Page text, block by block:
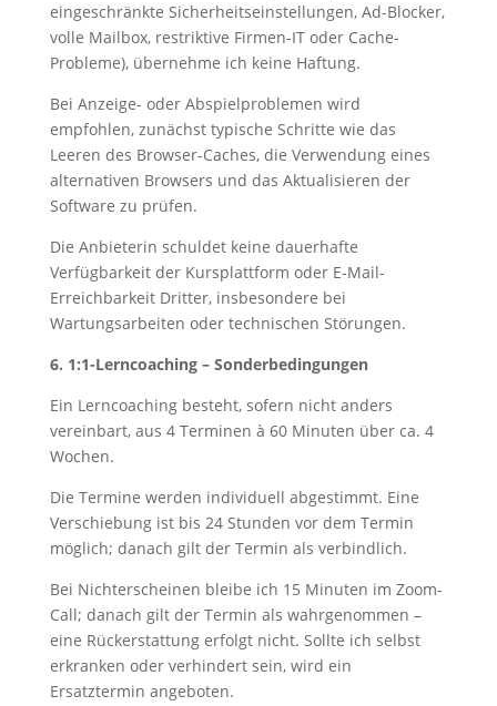
eingeschränkte Sicherheitseinstellungen, Ad-Blocker,
volle Mailbox, restriktive Firmen-IT oder Cache-
Probleme), übernehme ich keine Haftung.
Bei Anzeige- oder Abspielproblemen wird
empfohlen, zunächst typische Schritte wie das
Leeren des Browser-Caches, die Verwendung eines
alternativen Browsers und das Aktualisieren der
Software zu prüfen.
Die Anbieterin schuldet keine dauerhafte
Verfügbarkeit der Kursplattform oder E-Mail-
Erreichbarkeit Dritter, insbesondere bei
Wartungsarbeiten oder technischen Störungen.
6. 1:1-Lerncoaching – Sonderbedingungen
Ein Lerncoaching besteht, sofern nicht anders
vereinbart, aus 4 Terminen à 60 Minuten über ca. 4
Wochen.
Die Termine werden individuell abgestimmt. Eine
Verschiebung ist bis 24 Stunden vor dem Termin
möglich; danach gilt der Termin als verbindlich.
Bei Nichterscheinen bleibe ich 15 Minuten im Zoom-
Call; danach gilt der Termin als wahrgenommen –
eine Rückerstattung erfolgt nicht. Sollte ich selbst
erkranken oder verhindert sein, wird ein
Ersatztermin angeboten.